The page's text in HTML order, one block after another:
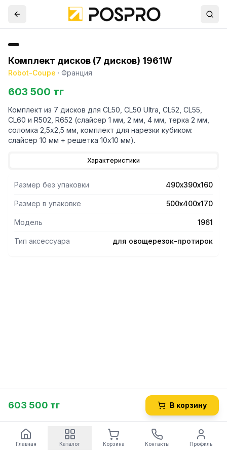
Комплект дисков (7 дисков) 1961W
Robot-Coupe · Франция
603 500 тг
Комплект из 7 дисков для CL50, CL50 Ultra, CL52, CL55,
CL60 и R502, R652 (слайсер 1 мм, 2 мм, 4 мм, терка 2 мм,
соломка 2,5х2,5 мм, комплект для нарезки кубиком:
слайсер 10 мм + решетка 10х10 мм).
Характеристики
Размер без упаковки 490х390х160
Размер в упаковке 500х400х170
Модель 1961
Тип аксессуара для овощерезок-протирок
603 500 тг В корзину
Главная Каталог Корзина Контакты Профиль